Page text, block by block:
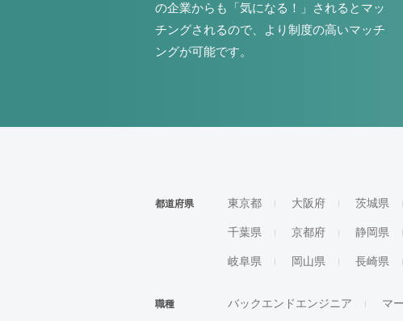
の企業からも「気になる！」されるとマッ
チングされるので、より制度の高いマッチ
ングが可能です。
都道府県 東京都 大阪府 茨城県
千葉県 京都府 静岡県
岐阜県 岡山県 長崎県
職種 バックエンドエンジニア マ